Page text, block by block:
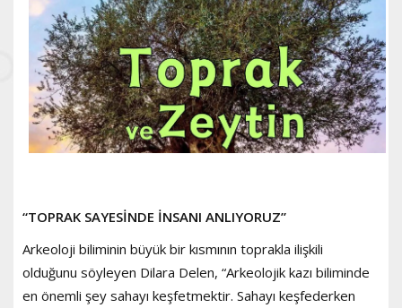
“TOPRAK SAYESİNDE İNSANI ANLIYORUZ”
Arkeoloji biliminin büyük bir kısmının toprakla ilişkili
olduğunu söyleyen Dilara Delen, “Arkeolojik kazı biliminde
en önemli şey sahayı keşfetmektir. Sahayı keşfederken